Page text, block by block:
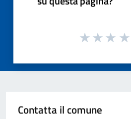
Contatta il comune